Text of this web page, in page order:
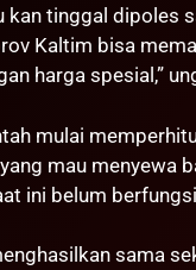
tinggal dipoles
Kaltim bisa
harga spesial,”
mulai
mau menyewa
ini belum
sama